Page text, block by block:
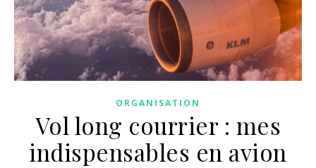
ORGANISATION
Vol long courrier : mes
indispensables en avion